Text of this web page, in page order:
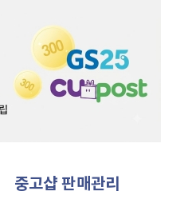
중고샵 판매관리